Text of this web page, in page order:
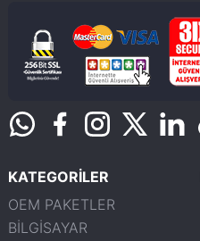
KATEGORİLER
OEM PAKETLER
BİLGİSAYAR